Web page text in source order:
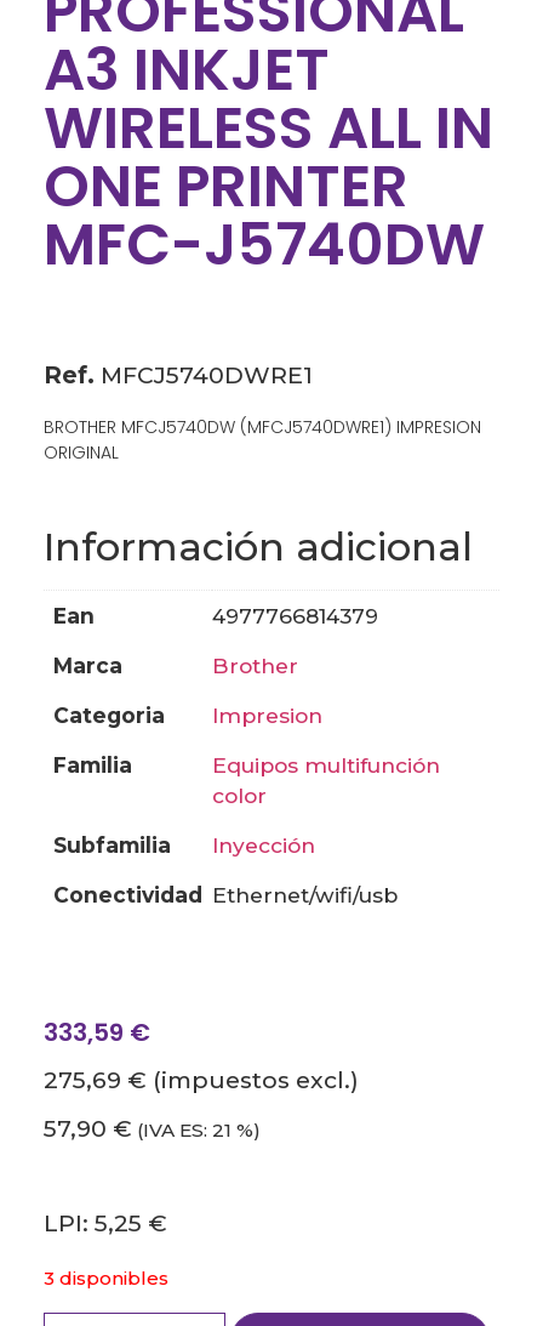
A3 INKJET
WIRELESS ALL IN
ONE PRINTER
MFC-J5740DW
Ref. MFCJ5740DWRE1
BROTHER MFCJ5740DW (MFCJ5740DWRE1) IMPRESION
ORIGINAL
Información adicional
ean
4977766814379
marca
brother
categoria
impresion
familia
equipos multifunción
color
subfamilia
inyección
conectividad
ethernet/wifi/usb
333,59 €
275,69 € (impuestos excl.)
57,90 € (IVA ES: 21 %)
LPI: 5,25 €
3 disponibles